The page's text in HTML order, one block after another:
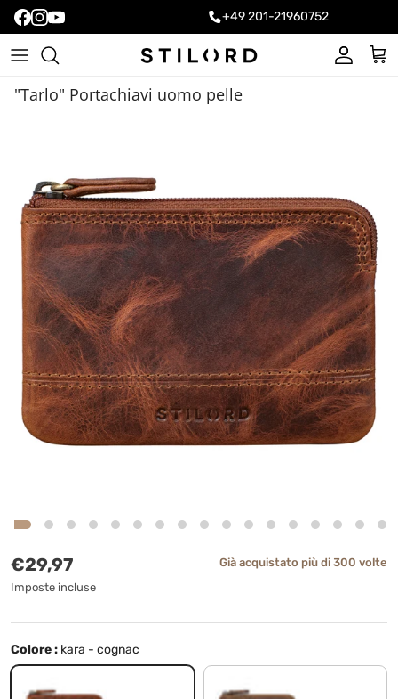
+49 201-21960752
Account
"Tarlo" Portachiavi uomo pelle
Prezzo normale
€29,97
Imposte incluse
Già acquistato più di 300 volte
Colore : kara - cognac